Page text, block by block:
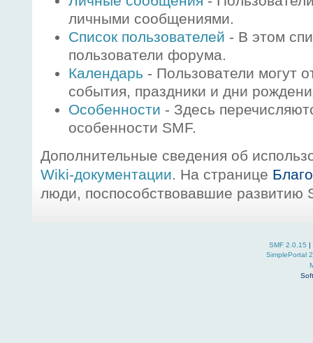
личными сообщениями.
Список пользователей - В этом
пользователи форума.
Календарь - Пользователи могут
события, праздники и дни
Особенности - Здесь
особенности SMF.
Дополнительные сведения об
Wiki-документации. На странице
люди, поспособствовавшие развитию
SMF 2.0.15 |
SimplePortal